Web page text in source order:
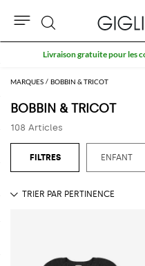
MARQUES BOBBIN & TRICOT
BOBBIN & TRICOT
108 Articles
ENFANT
Rechercher
10 %